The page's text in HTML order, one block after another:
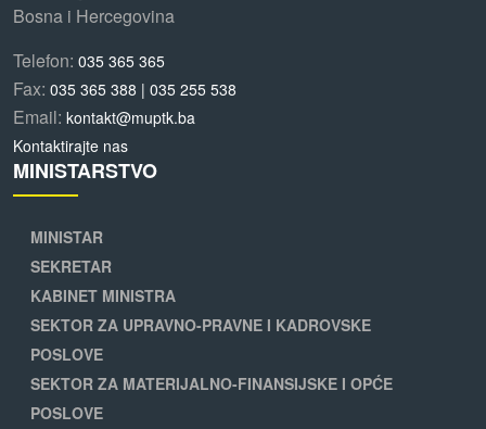
Bosna i Hercegovina
Telefon: 035 365 365
Fax: 035 365 388 | 035 255 538
Email: kontakt@muptk.ba
Kontaktirajte nas
MINISTARSTVO
MINISTAR
SEKRETAR
KABINET MINISTRA
SEKTOR ZA UPRAVNO-PRAVNE I KADROVSKE
POSLOVE
SEKTOR ZA MATERIJALNO-FINANSIJSKE I OPĆE
POSLOVE